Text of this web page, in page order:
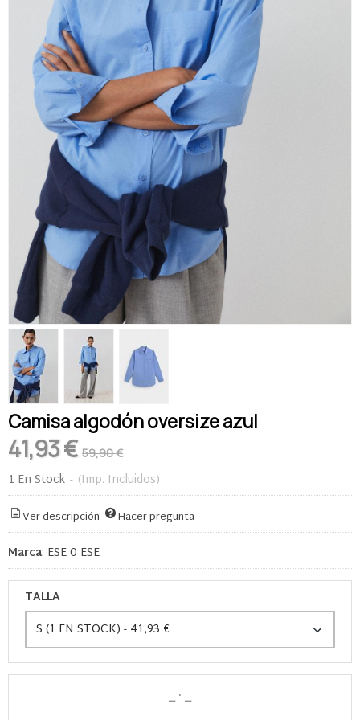
Camisa algodón oversize azul
41,93 € 59,90 €
1 En Stock - (Imp. Incluidos)
Ver descripción Hacer pregunta
Marca: ESE 0 ESE
TALLA